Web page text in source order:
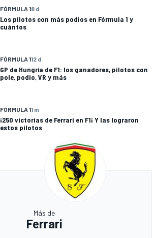
FÓRMULA 18 d
Los pilotos con más podios en Fórmula 1 y
cuántos
FÓRMULA 112 d
GP de Hungría de F1: los ganadores, pilotos con
pole, podio, VR y más
FÓRMULA 11 m
¡250 victorias de Ferrari en F1¡ Y las lograron
estos pilotos
Más de
Ferrari